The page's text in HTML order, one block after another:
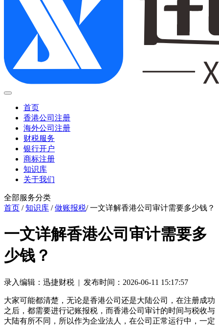
首页
香港公司注册
海外公司注册
财税服务
银行开户
商标注册
知识库
关于我们
全部服务分类
首页 /知识库 /做账报税/ 一文详解香港公司审计需要多少钱？
一文详解香港公司审计需要多
少钱？
录入编辑：迅捷财税 | 发布时间：2026-06-11 15:17:57
大家可能都清楚，无论是香港公司还是大陆公司，在注册成功
之后，都需要进行记账报税，而香港公司审计的时间与税收与
大陆有所不同，所以作为企业法人，在公司正常运行中，一定